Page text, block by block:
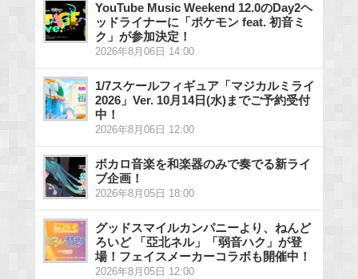
YouTube Music Weekend 12.0のDay2ヘ
ッドライナーに「ポケモン feat. 初音ミ
ク」が参加決定！
2026年8月06日 14:00
1/7スケールフィギュア「マジカルミライ
2026」Ver. 10月14日(水)までご予約受付
中！
2026年8月06日 12:00
ボカロ音楽を和楽器のみで奏でる新ライ
ブ企画！
2026年8月05日 18:00
グッドスマイルカンパニーより、ねんど
ろいど 「亞北ネル」「弱音ハク」が登
場！フェイスメーカーコラボも開催中！
2026年8月05日 12:00